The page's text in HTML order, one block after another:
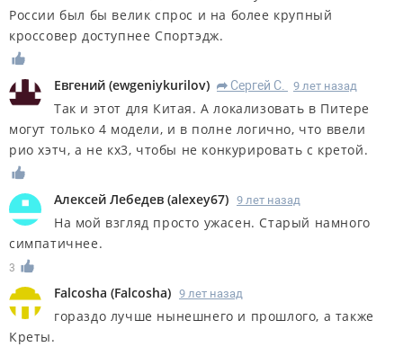
России был бы велик спрос и на более крупный
кроссовер доступнее Спортэдж.
Евгений (ewgeniykurilov) R Сергей С. 9 лет назад
Так и этот для Китая. А локализовать в Питере
могут только 4 модели, и в полне логично, что ввели
рио хэтч, а не кх3, чтобы не конкурировать с кретой.
Алексей Лебедев (alexey67) 9 лет назад
На мой взгляд просто ужасен. Старый намного
симпатичнее.
3
Falcosha (Falcosha) 9 лет назад
гораздо лучше нынешнего и прошлого, а также
Креты.